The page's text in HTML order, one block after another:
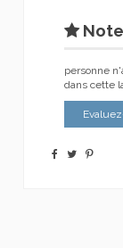
personne
dans cette